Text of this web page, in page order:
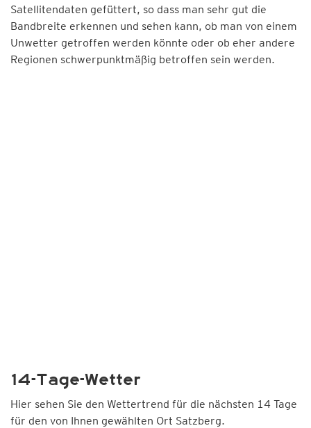
Satellitendaten gefüttert, so dass man sehr gut die
Bandbreite erkennen und sehen kann, ob man von einem
Unwetter getroffen werden könnte oder ob eher andere
Regionen schwerpunktmäßig betroffen sein werden.
14-Tage-Wetter
Hier sehen Sie den Wettertrend für die nächsten 14 Tage
für den von Ihnen gewählten Ort Satzberg.